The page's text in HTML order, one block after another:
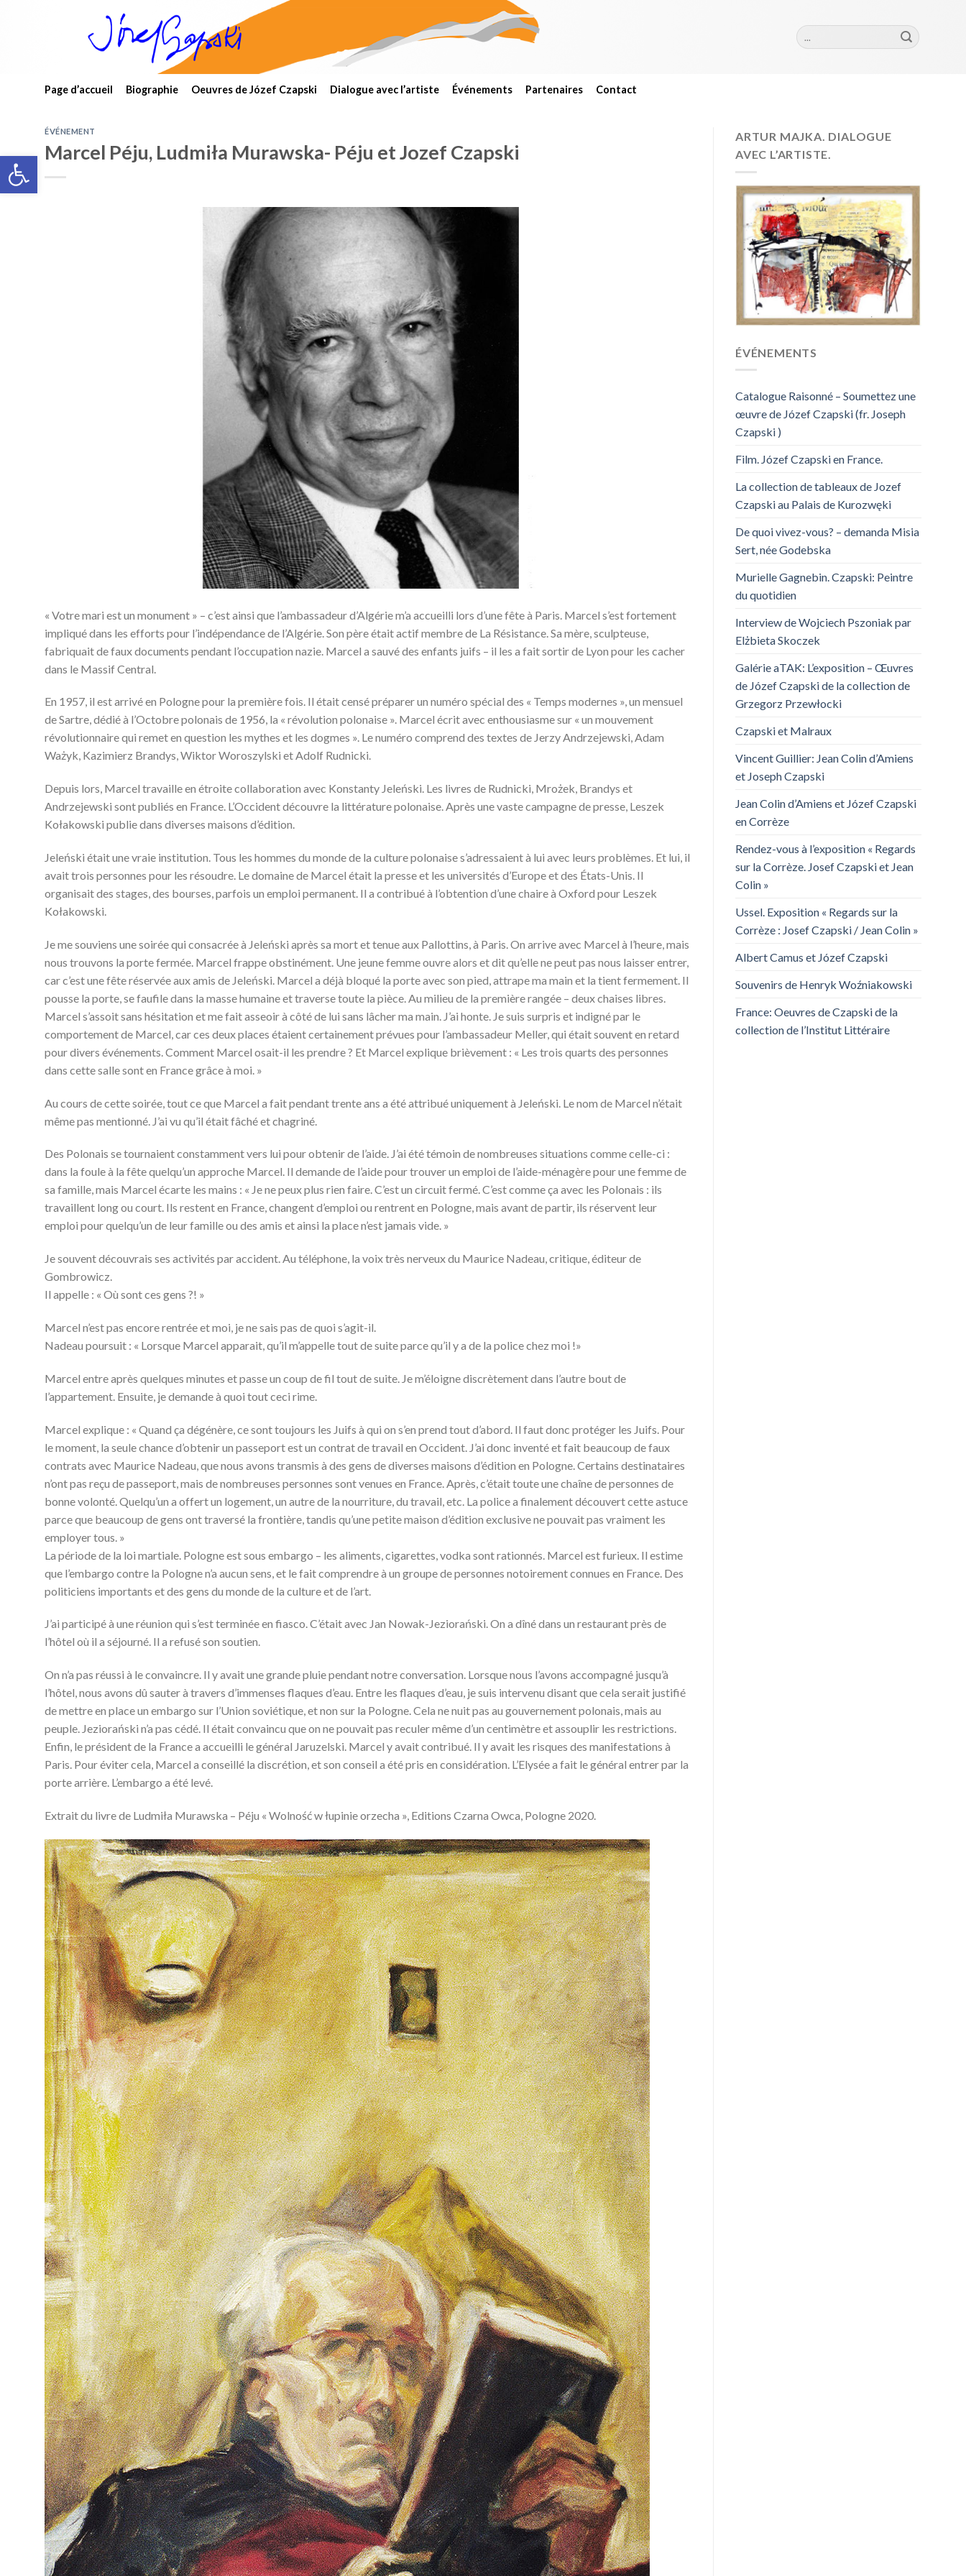
Open toolbar
Szukaj:
Page d’accueil Biographie Oeuvres de Józef Czapski Dialogue avec l’artiste Événements Partenaires Contact
ÉVÉNEMENT
Marcel Péju, Ludmiła Murawska- Péju et Jozef Czapski
« Votre mari est un monument » – c’est ainsi que l’ambassadeur d’Algérie m’a accueilli lors d’une fête à Paris. Marcel s’est fortement
impliqué dans les efforts pour l’indépendance de l’Algérie. Son père était actif membre de La Résistance. Sa mère, sculpteuse,
fabriquait de faux documents pendant l’occupation nazie. Marcel a sauvé des enfants juifs – il les a fait sortir de Lyon pour les cacher
dans le Massif Central.
En 1957, il est arrivé en Pologne pour la première fois. Il était censé préparer un numéro spécial des « Temps modernes », un mensuel
de Sartre, dédié à l’Octobre polonais de 1956, la « révolution polonaise ». Marcel écrit avec enthousiasme sur « un mouvement
révolutionnaire qui remet en question les mythes et les dogmes ». Le numéro comprend des textes de Jerzy Andrzejewski, Adam
Ważyk, Kazimierz Brandys, Wiktor Woroszylski et Adolf Rudnicki.
Depuis lors, Marcel travaille en étroite collaboration avec Konstanty Jeleński. Les livres de Rudnicki, Mrożek, Brandys et
Andrzejewski sont publiés en France. L’Occident découvre la littérature polonaise. Après une vaste campagne de presse, Leszek
Kołakowski publie dans diverses maisons d’édition.
Jeleński était une vraie institution. Tous les hommes du monde de la culture polonaise s’adressaient à lui avec leurs problèmes. Et lui, il
avait trois personnes pour les résoudre. Le domaine de Marcel était la presse et les universités d’Europe et des États-Unis. Il
organisait des stages, des bourses, parfois un emploi permanent. Il a contribué à l’obtention d’une chaire à Oxford pour Leszek
Kołakowski.
Je me souviens une soirée qui consacrée à Jeleński après sa mort et tenue aux Pallottins, à Paris. On arrive avec Marcel à l’heure, mais
nous trouvons la porte fermée. Marcel frappe obstinément. Une jeune femme ouvre alors et dit qu’elle ne peut pas nous laisser entrer,
car c’est une fête réservée aux amis de Jeleński. Marcel a déjà bloqué la porte avec son pied, attrape ma main et la tient fermement. Il
pousse la porte, se faufile dans la masse humaine et traverse toute la pièce. Au milieu de la première rangée – deux chaises libres.
Marcel s’assoit sans hésitation et me fait asseoir à côté de lui sans lâcher ma main. J’ai honte. Je suis surpris et indigné par le
comportement de Marcel, car ces deux places étaient certainement prévues pour l’ambassadeur Meller, qui était souvent en retard
pour divers événements. Comment Marcel osait-il les prendre ? Et Marcel explique brièvement : « Les trois quarts des personnes
dans cette salle sont en France grâce à moi. »
Au cours de cette soirée, tout ce que Marcel a fait pendant trente ans a été attribué uniquement à Jeleński. Le nom de Marcel n’était
même pas mentionné. J’ai vu qu’il était fâché et chagriné.
Des Polonais se tournaient constamment vers lui pour obtenir de l’aide. J’ai été témoin de nombreuses situations comme celle-ci :
dans la foule à la fête quelqu’un approche Marcel. Il demande de l’aide pour trouver un emploi de l’aide-ménagère pour une femme de
sa famille, mais Marcel écarte les mains : « Je ne peux plus rien faire. C’est un circuit fermé. C’est comme ça avec les Polonais : ils
travaillent long ou court. Ils restent en France, changent d’emploi ou rentrent en Pologne, mais avant de partir, ils réservent leur
emploi pour quelqu’un de leur famille ou des amis et ainsi la place n’est jamais vide. »
Je souvent découvrais ses activités par accident. Au téléphone, la voix très nerveux du Maurice Nadeau, critique, éditeur de
Gombrowicz.
Il appelle : « Où sont ces gens ?! »
Marcel n’est pas encore rentrée et moi, je ne sais pas de quoi s’agit-il.
Nadeau poursuit : « Lorsque Marcel apparait, qu’il m’appelle tout de suite parce qu’il y a de la police chez moi !»
Marcel entre après quelques minutes et passe un coup de fil tout de suite. Je m’éloigne discrètement dans l’autre bout de
l’appartement. Ensuite, je demande à quoi tout ceci rime.
Marcel explique : « Quand ça dégénère, ce sont toujours les Juifs à qui on s’en prend tout d’abord. Il faut donc protéger les Juifs. Pour
le moment, la seule chance d’obtenir un passeport est un contrat de travail en Occident. J’ai donc inventé et fait beaucoup de faux
contrats avec Maurice Nadeau, que nous avons transmis à des gens de diverses maisons d’édition en Pologne. Certains destinataires
n’ont pas reçu de passeport, mais de nombreuses personnes sont venues en France. Après, c’était toute une chaîne de personnes de
bonne volonté. Quelqu’un a offert un logement, un autre de la nourriture, du travail, etc. La police a finalement découvert cette astuce
parce que beaucoup de gens ont traversé la frontière, tandis qu’une petite maison d’édition exclusive ne pouvait pas vraiment les
employer tous. »
La période de la loi martiale. Pologne est sous embargo – les aliments, cigarettes, vodka sont rationnés. Marcel est furieux. Il estime
que l’embargo contre la Pologne n’a aucun sens, et le fait comprendre à un groupe de personnes notoirement connues en France. Des
politiciens importants et des gens du monde de la culture et de l’art.
J’ai participé à une réunion qui s’est terminée en fiasco. C’était avec Jan Nowak-Jeziorański. On a dîné dans un restaurant près de
l’hôtel où il a séjourné. Il a refusé son soutien.
On n’a pas réussi à le convaincre. Il y avait une grande pluie pendant notre conversation. Lorsque nous l’avons accompagné jusqu’à
l’hôtel, nous avons dû sauter à travers d’immenses flaques d’eau. Entre les flaques d’eau, je suis intervenu disant que cela serait justifié
de mettre en place un embargo sur l’Union soviétique, et non sur la Pologne. Cela ne nuit pas au gouvernement polonais, mais au
peuple. Jeziorański n’a pas cédé. Il était convaincu que on ne pouvait pas reculer même d’un centimètre et assouplir les restrictions.
Enfin, le président de la France a accueilli le général Jaruzelski. Marcel y avait contribué. Il y avait les risques des manifestations à
Paris. Pour éviter cela, Marcel a conseillé la discrétion, et son conseil a été pris en considération. L’Elysée a fait le général entrer par la
porte arrière. L’embargo a été levé.
Extrait du livre de Ludmiła Murawska – Péju « Wolność w łupinie orzecha », Editions Czarna Owca, Pologne 2020.
ARTUR MAJKA. DIALOGUE
AVEC L’ARTISTE.
ÉVÉNEMENTS
Catalogue Raisonné – Soumettez une
œuvre de Józef Czapski (fr. Joseph
Czapski )
Film. Józef Czapski en France.
La collection de tableaux de Jozef
Czapski au Palais de Kurozwęki
De quoi vivez-vous? – demanda Misia
Sert, née Godebska
Murielle Gagnebin. Czapski: Peintre
du quotidien
Interview de Wojciech Pszoniak par
Elżbieta Skoczek
Galérie aTAK: L’exposition – Œuvres
de Józef Czapski de la collection de
Grzegorz Przewłocki
Czapski et Malraux
Vincent Guillier: Jean Colin d’Amiens
et Joseph Czapski
Jean Colin d’Amiens et Józef Czapski
en Corrèze
Rendez-vous à l’exposition « Regards
sur la Corrèze. Josef Czapski et Jean
Colin »
Ussel. Exposition « Regards sur la
Corrèze : Josef Czapski / Jean Colin »
Albert Camus et Józef Czapski
Souvenirs de Henryk Woźniakowski
France: Oeuvres de Czapski de la
collection de l’Institut Littéraire